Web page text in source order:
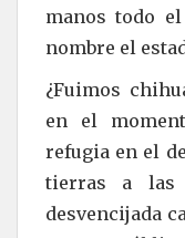
manos todo
nombre el
¿Fuimos
en el
refugia en el
tierras a las
desvencijada